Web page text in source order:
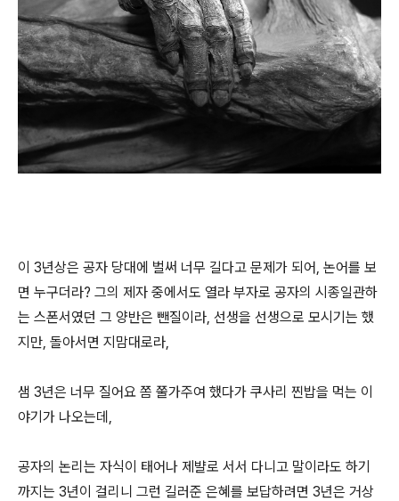
이 3년상은 공자 당대에 벌써 너무 길다고 문제가 되어, 논어를 보
면 누구더라? 그의 제자 중에서도 열라 부자로 공자의 시종일관하
는 스폰서였던 그 양반은 뺀질이라, 선생을 선생으로 모시기는 했
지만, 돌아서면 지맘대로라,
샘 3년은 너무 질어요 쫌 쭐가주여 했다가 쿠사리 찐밥을 먹는 이
야기가 나오는데,
공자의 논리는 자식이 태어나 제뱔로 서서 다니고 말이라도 하기
까지는 3년이 걸리니 그런 길러준 은혜를 보답하려면 3년은 거상